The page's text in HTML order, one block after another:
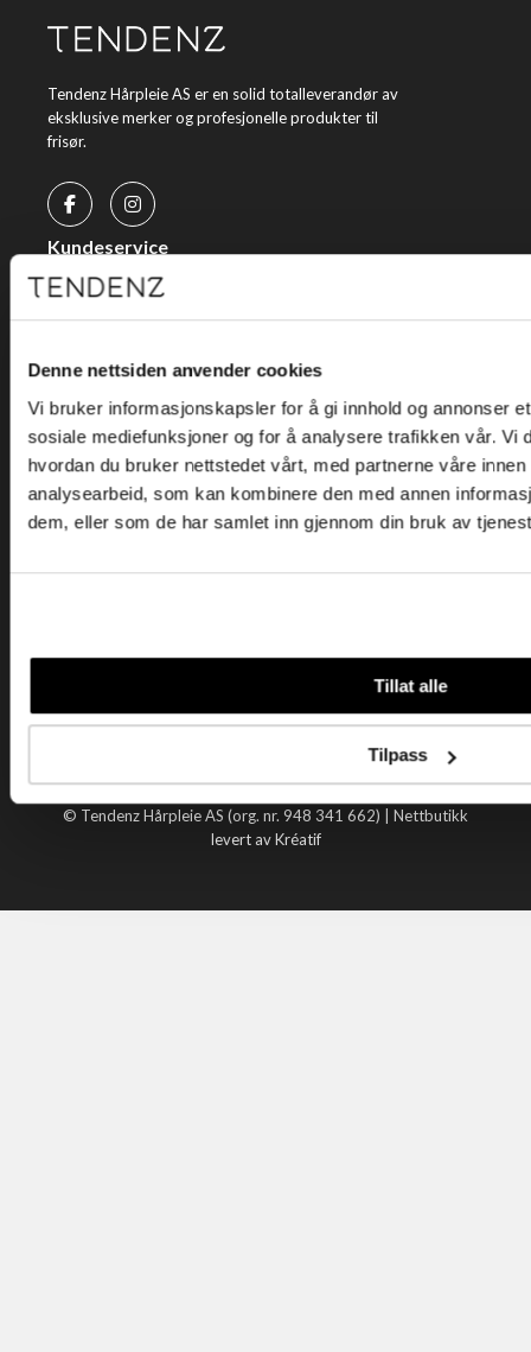
Denne nettsiden anvender cookies
Vi bruker informasjonskapsler for å gi innhold og annonser
sosiale mediefunksjoner og for å analysere trafikken vår. Vi
hvordan du bruker nettstedet vårt, med partnerne våre
analysearbeid, som kan kombinere den med annen
dem, eller som de har samlet inn gjennom din bruk av
Tillat alle
Tilpass
Tendenz Hårpleie AS er en solid totalleverandør av
eksklusive merker og profesjonelle produkter til
frisør.
Kundeservice
Kjøpsvilkår
Personvern
Holtegata 26, 0355 Oslo
Telefon: +47 22 92 50 00
E-post: kundeservice@tendenz.net
Nyttige lenker
Datablad
Om oss
Handle hos oss
© Tendenz Hårpleie AS (org. nr. 948 341 662) | Nettbutikk
levert av Kréatif